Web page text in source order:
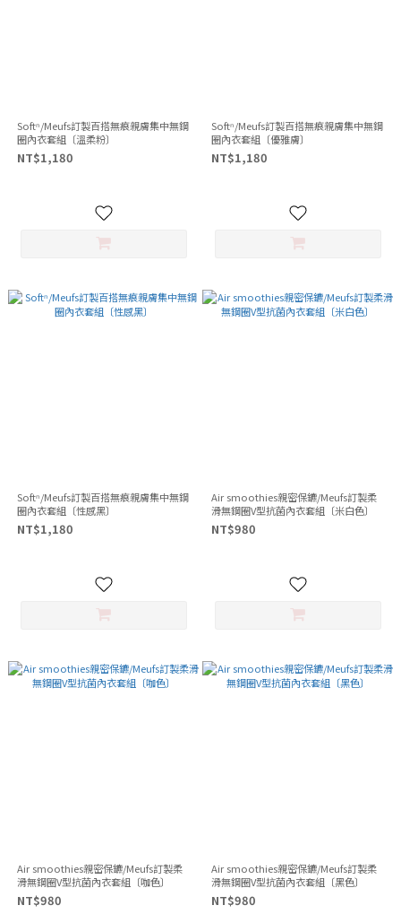
Softⁿ/Meufs訂製百搭無痕親膚集中無鋼
圈內衣套組〔溫柔粉〕
NT$1,180
Softⁿ/Meufs訂製百搭無痕親膚集中無鋼
圈內衣套組〔優雅膚〕
NT$1,180
Softⁿ/Meufs訂製百搭無痕親膚集中無鋼
圈內衣套組〔性感黑〕
NT$1,180
Air smoothies親密保鑣/Meufs訂製柔
滑無鋼圈V型抗菌內衣套組〔米白色〕
NT$980
Air smoothies親密保鑣/Meufs訂製柔
滑無鋼圈V型抗菌內衣套組〔咖色〕
NT$980
Air smoothies親密保鑣/Meufs訂製柔
滑無鋼圈V型抗菌內衣套組〔黑色〕
NT$980